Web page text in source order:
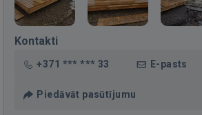
Kontakti
+371 *** *** 33 E-pasts
Piedāvāt pasūtījumu